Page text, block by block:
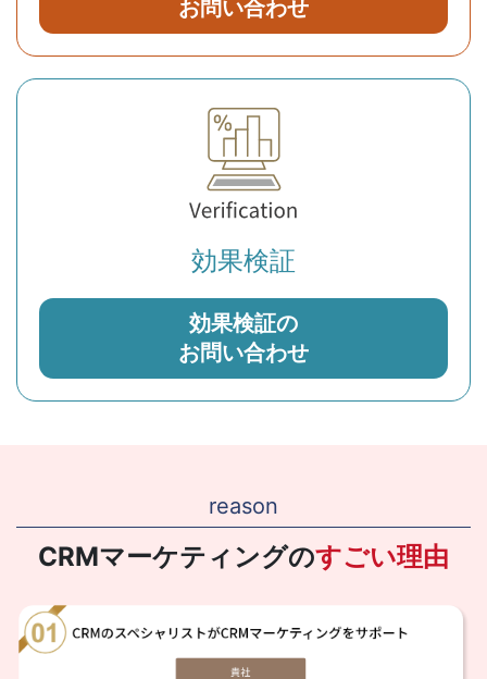
お問い合わせ
効果検証
効果検証の
お問い合わせ
reason
CRMマーケティングのすごい理由